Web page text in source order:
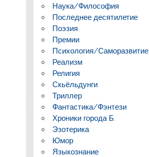
Наука/Философия
Последнее десятилетие
Поэзия
Премии
Психология/Саморазвитие
Реализм
Религия
Скьёльдунги
Триллер
Фантастика/Фэнтези
Хроники города Б.
Эзотерика
Юмор
Языкознание